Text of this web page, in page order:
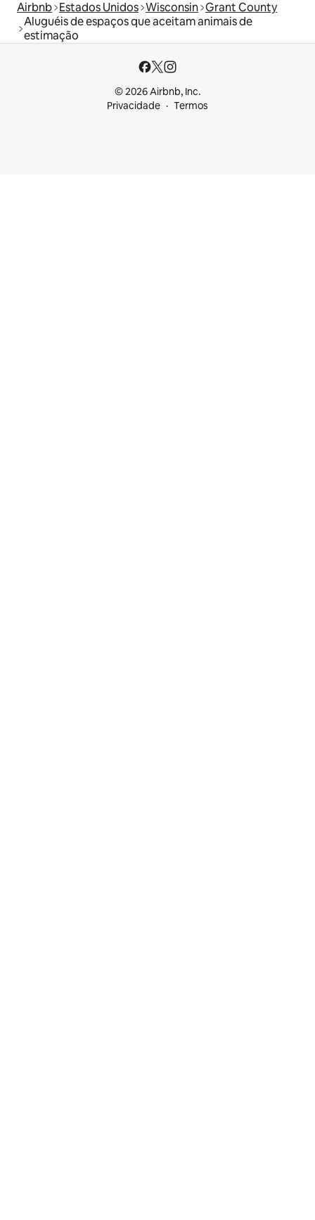
Airbnb Estados Unidos Wisconsin Grant County
Aluguéis de espaços que aceitam animais de
estimação
© 2026 Airbnb, Inc.
Privacidade
Termos